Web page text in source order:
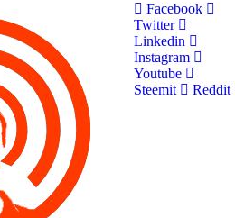
Facebook
Twitter
Linkedin
Instagram
Youtube
Steemit
Reddit